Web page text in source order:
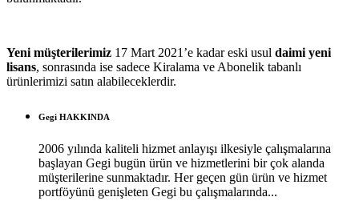
Yeni müşterilerimiz 17 Mart 2021’e kadar eski usul daimi yeni
lisans, sonrasında ise sadece Kiralama ve Abonelik tabanlı
ürünlerimizi satın alabileceklerdir.
Gegi HAKKINDA
2006 yılında kaliteli hizmet anlayışı ilkesiyle çalışmalarına
başlayan Gegi bugün ürün ve hizmetlerini bir çok alanda
müşterilerine sunmaktadır. Her geçen gün ürün ve hizmet
portföyünü genişleten Gegi bu çalışmalarında...